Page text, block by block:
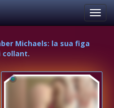
Michaels: la sua figa
collant.